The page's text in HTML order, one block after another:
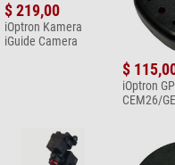
$ 219,00
iOptron Kamera
iGuide Camera
$
iOptron
CEM26/